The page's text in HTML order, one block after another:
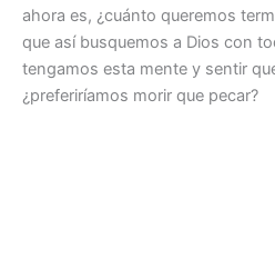
ahora es, ¿cuánto queremos
que así busquemos a Dios con
tengamos esta mente y sentir
¿preferiríamos morir que pecar?